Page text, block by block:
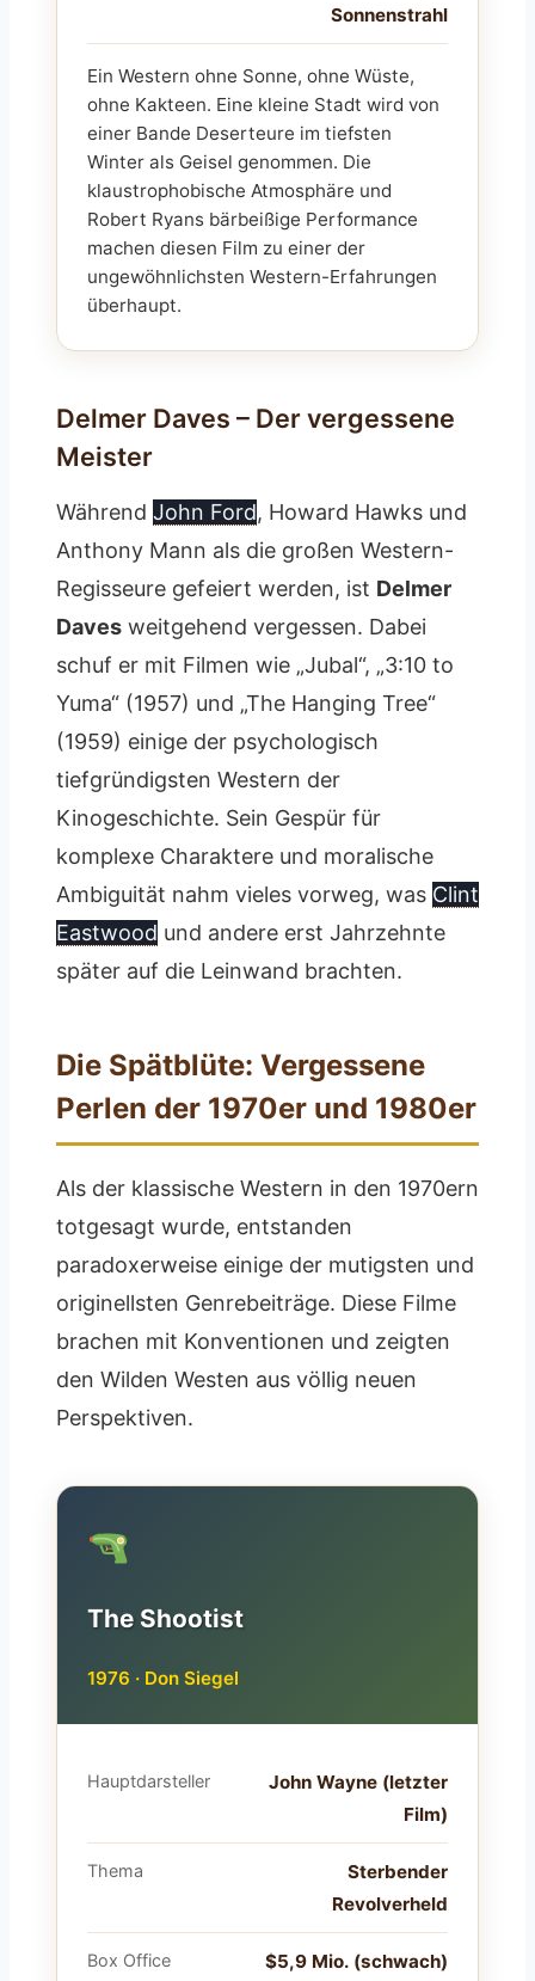
Sonnenstrahl
Ein Western ohne Sonne, ohne Wüste,
ohne Kakteen. Eine kleine Stadt wird von
einer Bande Deserteure im tiefsten
Winter als Geisel genommen. Die
klaustrophobische Atmosphäre und
Robert Ryans bärbeißige Performance
machen diesen Film zu einer der
ungewöhnlichsten Western-Erfahrungen
überhaupt.
Delmer Daves – Der vergessene
Meister
Während John Ford, Howard Hawks und
Anthony Mann als die großen Western-
Regisseure gefeiert werden, ist Delmer
Daves weitgehend vergessen. Dabei
schuf er mit Filmen wie „Jubal“, „3:10 to
Yuma“ (1957) und „The Hanging Tree“
(1959) einige der psychologisch
tiefgründigsten Western der
Kinogeschichte. Sein Gespür für
komplexe Charaktere und moralische
Ambiguität nahm vieles vorweg, was Clint
Eastwood und andere erst Jahrzehnte
später auf die Leinwand brachten.
Die Spätblüte: Vergessene
Perlen der 1970er und 1980er
Als der klassische Western in den 1970ern
totgesagt wurde, entstanden
paradoxerweise einige der mutigsten und
originellsten Genrebeiträge. Diese Filme
brachen mit Konventionen und zeigten
den Wilden Westen aus völlig neuen
Perspektiven.
The Shootist
1976 · Don Siegel
Hauptdarsteller
John Wayne (letzter
Film)
Thema
Sterbender
Revolverheld
Box Office $5,9 Mio. (schwach)